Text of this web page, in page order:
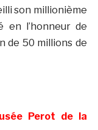
son millionième
en l’honneur de
de 50 millions de
Perot de la